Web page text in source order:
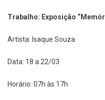
Trabalho: Exposição
Artista: Isaque Souza
Data: 18 a 22/03
Horário: 07h às 17h